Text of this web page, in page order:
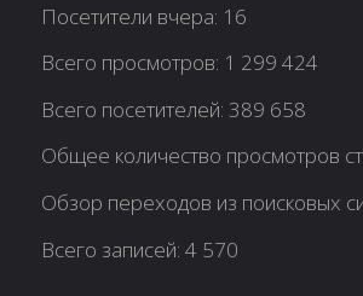
Посетители вчера: 16
Всего просмотров: 1 299 424
Всего посетителей:389 658
Общее количество просмотров
Обзор переходов из поисковых
Всего записей:4 570